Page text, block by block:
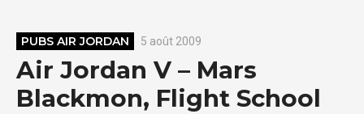
PUBS AIR JORDAN 5 août 2009
Air Jordan V – Mars
Blackmon, Flight School